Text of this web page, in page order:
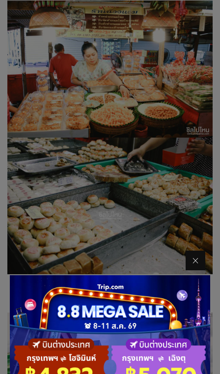
หรือจะจัดหนักมื้อเที่ยงที่ร้านอาหารบนแพก็มีให้เลือกหลาย
ร้าน